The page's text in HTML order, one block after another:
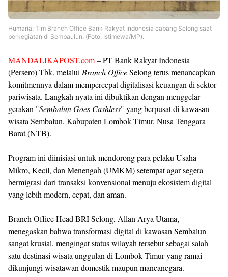
Humaria: Tim Branch Office Bank Rakyat Indonesia cabang Selong saat
berkegiatan di Sembaulun. (Foto: Istimewa/MP).
MANDALIKAPOST.com– PT Bank Rakyat Indonesia
(Persero) Tbk. melalui Branch OfficeSelong terus menancapkan
komitmennya dalam mempercepat digitalisasi keuangan di sektor
pariwisata. Langkah nyata ini dibuktikan dengan menggelar
gerakan "Sembalun Goes Cashless" yang berpusat di kawasan
wisata Sembalun, Kabupaten Lombok Timur, Nusa Tenggara
Barat (NTB).
Program ini diinisiasi untuk mendorong para pelaku Usaha
Mikro, Kecil, dan Menengah (UMKM) setempat agar segera
bermigrasi dari transaksi konvensional menuju ekosistem digital
yang lebih modern, cepat, dan aman.
Branch Office Head BRI Selong, Allan Arya Utama,
menegaskan bahwa transformasi digital di kawasan Sembalun
sangat krusial, mengingat status wilayah tersebut sebagai salah
satu destinasi wisata unggulan di Lombok Timur yang ramai
dikunjungi wisatawan domestik maupun mancanegara.